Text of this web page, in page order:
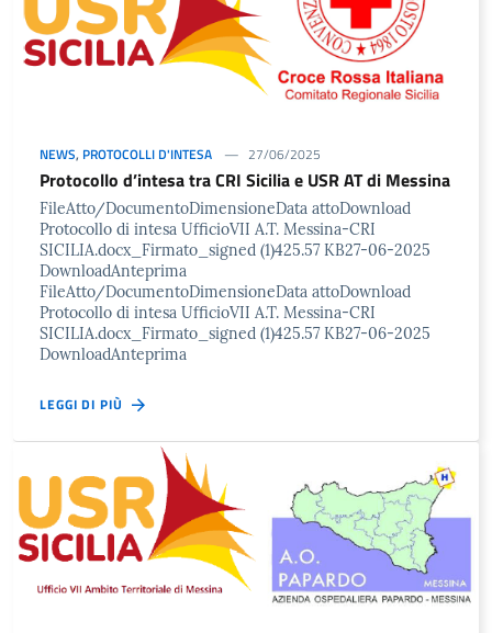
NEWS, PROTOCOLLI D'INTESA 27/06/2025
Protocollo d’intesa tra CRI Sicilia e USR AT di Messina
FileAtto/DocumentoDimensioneData attoDownload
Protocollo di intesa UfficioVII A.T. Messina-CRI
SICILIA.docx_Firmato_signed (1)425.57 KB27-06-2025
DownloadAnteprima
FileAtto/DocumentoDimensioneData attoDownload
Protocollo di intesa UfficioVII A.T. Messina-CRI
SICILIA.docx_Firmato_signed (1)425.57 KB27-06-2025
DownloadAnteprima
LEGGI DI PIÙ